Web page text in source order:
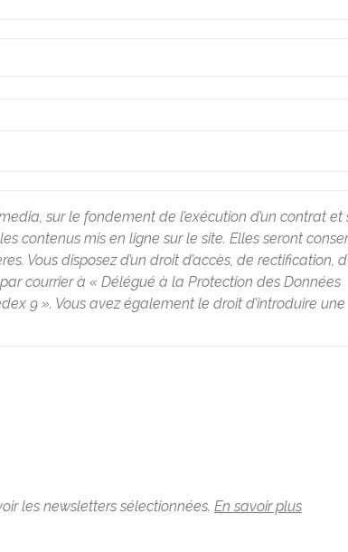
sur le fondement de l’exécution d’un contrat et
contenus mis en ligne sur le site. Elles seront
disposez d’un droit d’accès, de rectification,
courrier à « Délégué à la Protection des Données
9 ». Vous avez également le droit d’introduire une
les newsletters sélectionnées. En savoir plus